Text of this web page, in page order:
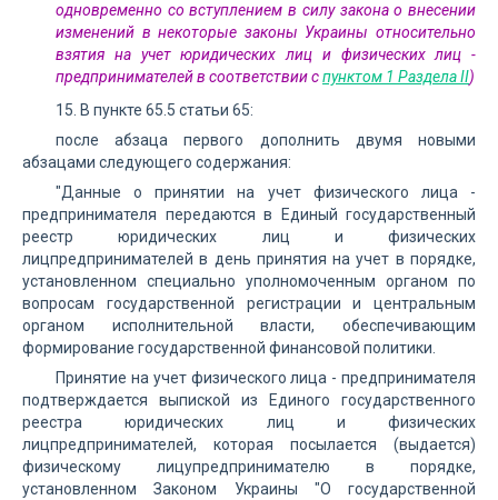
одновременно со вступлением в силу закона о внесении
изменений в некоторые законы Украины относительно
взятия на учет юридических лиц и физических лиц -
предпринимателей в соответствии спунктом 1 Раздела II)
15. В пункте 65.5 статьи 65:
после абзаца первого дополнить двумя новыми
абзацами следующего содержания:
"Данные о принятии на учет физического лица -
предпринимателя передаются в Единый государственный
реестр юридических лиц и физических
лицпредпринимателей в день принятия на учет в порядке,
установленном специально уполномоченным органом по
вопросам государственной регистрации и центральным
органом исполнительной власти, обеспечивающим
формирование государственной финансовой политики.
Принятие на учет физического лица - предпринимателя
подтверждается выпиской из Единого государственного
реестра юридических лиц и физических
лицпредпринимателей, которая посылается (выдается)
физическому лицупредпринимателю в порядке,
установленном Законом Украины "О государственной